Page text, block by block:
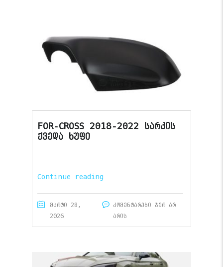
FOR-CROSS 2018-2022 სარკის
ქვედა ხუფი
Continue reading
მარტი 28,
2026
კომენტარები ჯერ არ
არის